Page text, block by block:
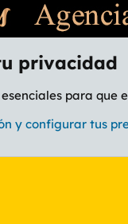
Foro General
privacidad
esenciales para que
y configurar tus